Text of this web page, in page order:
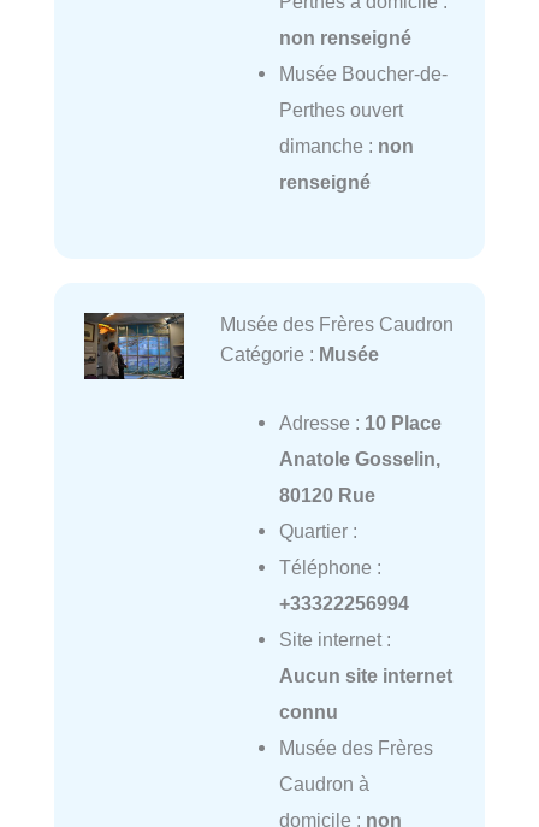
non renseigné
Musée Boucher-de-
Perthes ouvert
dimanche : non
renseigné
Musée des Frères Caudron
Catégorie : Musée
Adresse : 10 Place
Anatole Gosselin,
80120 Rue
Quartier :
Téléphone :
+33322256994
Site internet :
Aucun site internet
connu
Musée des Frères
Caudron à
domicile : non